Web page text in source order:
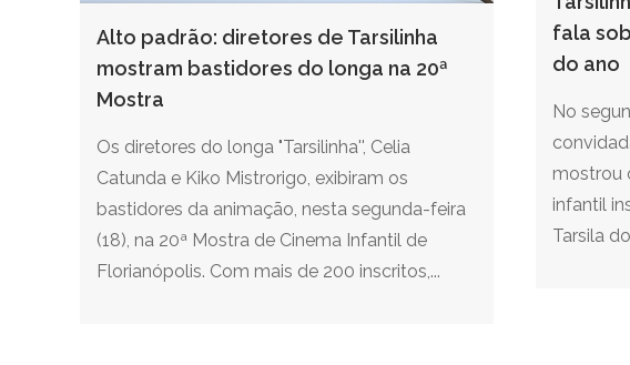
Alto padrão: diretores de Tarsilinha
mostram bastidores do longa na 20ª
Mostra
Os diretores do longa "Tarsilinha'', Celia
Catunda e Kiko Mistrorigo, exibiram os
bastidores da animação, nesta segunda-feira
(18), na 20ª Mostra de Cinema Infantil de
Florianópolis. Com mais de 200 inscritos,...
fala
do ano
No
mostrou
infantil
Tarsila